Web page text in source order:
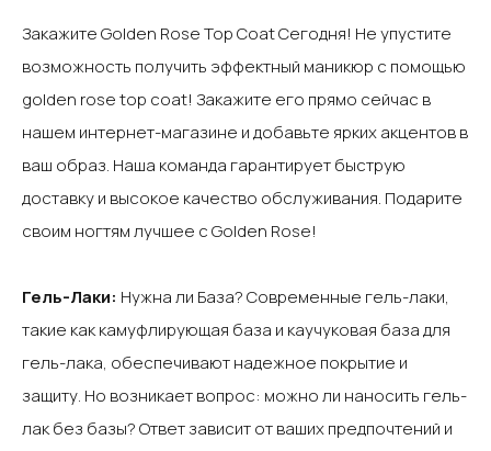
Закажите Golden Rose Top Coat Сегодня!‍ Не упустите
возможность получить эффектный маникюр с помощью
golden rose top coat! Закажите его прямо сейчас в
нашем интернет-магазине и добавьте ярких акцентов в
ваш образ. ‍Наша команда гарантирует быструю
доставку и высокое качество обслуживания. Подарите
своим ногтям лучшее с Golden Rose!‍ ‍
Гель-Лаки: Нужна ли База?‍ Современные гель-лаки,
такие как камуфлирующая база и каучуковая база для
гель-лака, обеспечивают надежное покрытие и
защиту. Но возникает вопрос: можно ли наносить гель-
лак без базы? Ответ зависит от ваших предпочтений и